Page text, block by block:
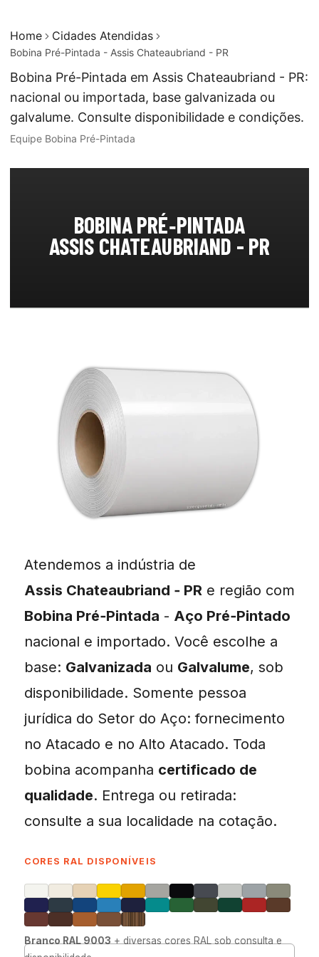
Home Cidades Atendidas
Bobina Pré-Pintada - Assis Chateaubriand - PR
Bobina Pré-Pintada em Assis Chateaubriand - PR:
nacional ou importada, base galvanizada ou
galvalume. Consulte disponibilidade e condições.
Equipe Bobina Pré-Pintada
BOBINA PRÉ‑PINTADA
ASSIS CHATEAUBRIAND - PR
Atendemos a indústria de
Assis Chateaubriand ‑ PR e região com
Bobina Pré‑Pintada - Aço Pré‑Pintado
nacional e importado. Você escolhe a
base: Galvanizada ou Galvalume, sob
disponibilidade. Somente pessoa
jurídica do Setor do Aço: fornecimento
no Atacado e no Alto Atacado. Toda
bobina acompanha certificado de
qualidade. Entrega ou retirada:
consulte a sua localidade na cotação.
CORES RAL DISPONÍVEIS
Branco RAL 9003 + diversas cores RAL sob consulta e